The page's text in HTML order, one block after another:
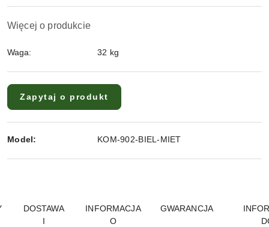
Więcej o produkcie
Waga: 32 kg
Zapytaj o produkt
Model: KOM-902-BIEL-MIET
DOSTAWA
I
INFORMACJA
O
GWARANCJA